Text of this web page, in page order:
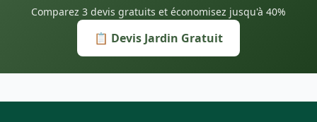
Comparez 3 devis gratuits et économisez jusqu'à 40%
📋 Devis Jardin Gratuit